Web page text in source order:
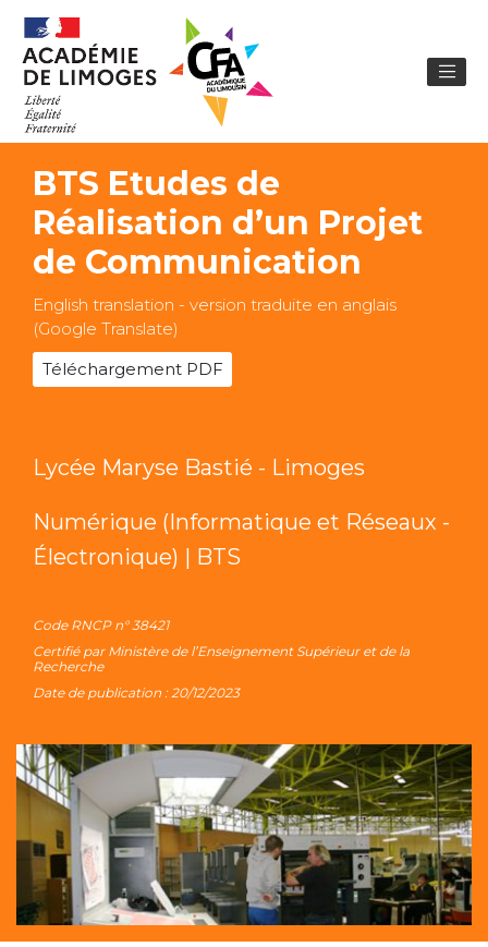
BTS Etudes de
Réalisation d’un Projet
de Communication
English translation - version traduite en anglais
(Google Translate)
Téléchargement PDF
Lycée Maryse Bastié - Limoges
Numérique (Informatique et Réseaux -
Électronique) | BTS
Code RNCP n° 38421
Certifié par Ministère de l’Enseignement Supérieur et de la
Recherche
Date de publication : 20/12/2023